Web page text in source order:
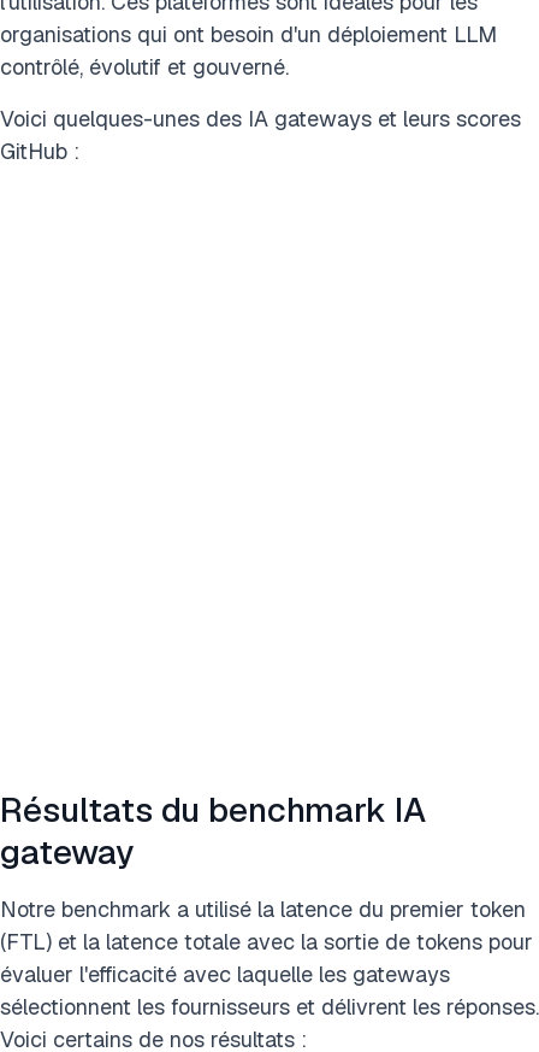
organisations qui ont besoin d'un déploiement LLM
contrôlé, évolutif et gouverné.
Voici quelques-unes des IA gateways et leurs scores
GitHub :
Résultats du benchmark IA
gateway
Notre benchmark a utilisé la latence du premier token
(FTL) et la latence totale avec la sortie de tokens pour
évaluer l'efficacité avec laquelle les gateways
sélectionnent les fournisseurs et délivrent les réponses.
Voici certains de nos résultats :